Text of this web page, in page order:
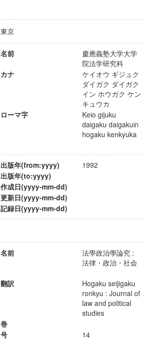
東京
名前
慶應義塾大学大学
院法学研究科
カナ
ケイオウ ギジュク
ダイガク ダイガク
イン ホウガク ケン
キュウカ
ローマ字
Keio gijuku
daigaku daigakuin
hogaku kenkyuka
出版年(from:yyyy)
1992
出版年(to:yyyy)
作成日(yyyy-mm-dd)
更新日(yyyy-mm-dd)
記録日(yyyy-mm-dd)
名前
法學政治學論究 :
法律・政治・社会
翻訳
Hogaku seijigaku
ronkyu : Journal of
law and political
studies
巻
号
14